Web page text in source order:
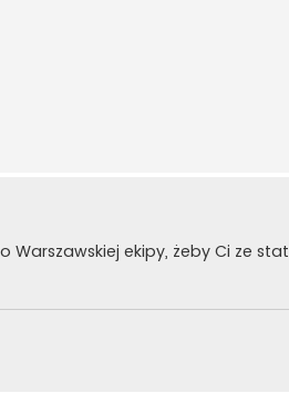
Warszawskiej ekipy, żeby Ci ze